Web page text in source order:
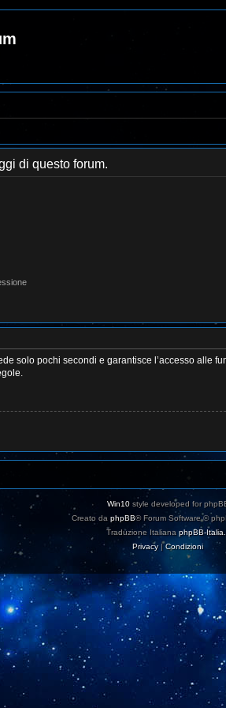
di questo forum.
solo pochi secondi e garantisce l’accesso alle
Win10style developed for
Creato da phpBB® Forum Software ©
Traduzione Italiana phpBB-
Privacy|Condizioni